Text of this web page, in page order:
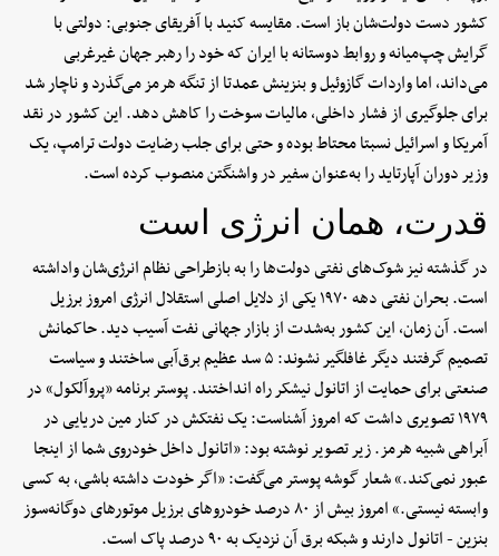
کشور دست دولت‌شان باز است. مقایسه کنید با آفریقای جنوبی: دولتی با
گرایش چپ‌میانه و روابط دوستانه با ایران که خود را رهبر جهان غیرغربی
می‌داند، اما واردات گازوئیل و بنزینش عمدتا از تنگه هرمز می‌گذرد و ناچار شد
برای جلوگیری از فشار داخلی، مالیات سوخت را کاهش دهد. این کشور در نقد
آمریکا و اسرائیل نسبتا محتاط بوده و حتی برای جلب رضایت دولت ترامپ، یک
وزیر دوران آپارتاید را به‌عنوان سفیر در واشنگتن منصوب کرده است.
قدرت، همان انرژی است
در گذشته نیز شوک‌های نفتی دولت‌ها را به بازطراحی نظام انرژی‌شان واداشته
است. بحران نفتی دهه ۱۹۷۰ یکی از دلایل اصلی استقلال انرژی امروز برزیل
است. آن زمان، این کشور به‌شدت از بازار جهانی نفت آسیب دید. حاکمانش
تصمیم گرفتند دیگر غافلگیر نشوند: ۵ سد عظیم برق‌آبی ساختند و سیاست
صنعتی برای حمایت از اتانول نیشکر راه انداختند. پوستر برنامه «پروآلکول» در
۱۹۷۹ تصویری داشت که امروز آشناست: یک نفتکش در کنار مین دریایی در
آبراهی شبیه هرمز. زیر تصویر نوشته بود: «اتانول داخل خودروی شما از اینجا
عبور نمی‌کند.» شعار گوشه پوستر می‌گفت: «اگر خودت داشته باشی، به کسی
وابسته نیستی.» امروز بیش از ۸۰ درصد خودروهای برزیل موتورهای دوگانه‌سوز
بنزین - اتانول دارند و شبکه برق آن نزدیک به ۹۰ درصد پاک است.